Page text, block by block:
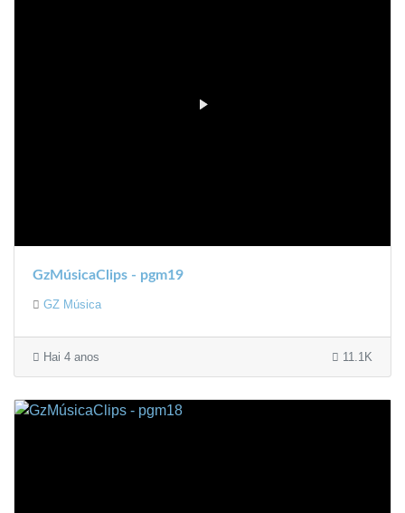
GzMúsicaClips - pgm19
GZ Música
Hai 4 anos 11.1K